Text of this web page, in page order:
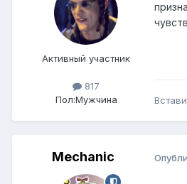
Активный участник
817
Пол:Мужчина
Mechanic